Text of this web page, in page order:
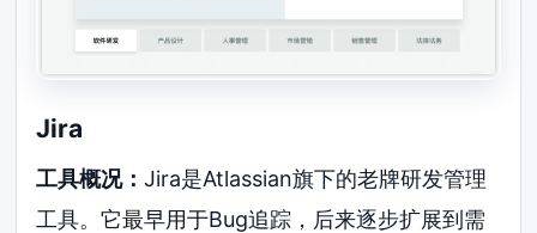
Jira
工具概况：Jira是Atlassian旗下的老牌研发管理
工具。它最早用于Bug追踪，后来逐步扩展到需